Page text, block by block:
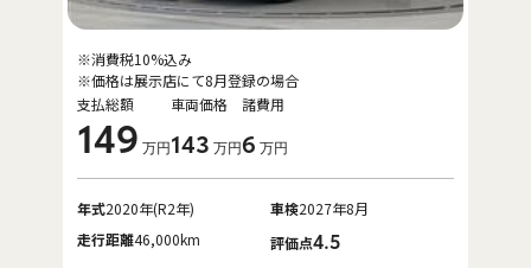
支払総額
149 万円
車両価格
143 万円
諸費用
6 万円
※消費税10%込み
※価格は展示店にて8月登録の場合
年式2020年(R2年) 車検2027年8月
走行距離46,000km 評価点4.5